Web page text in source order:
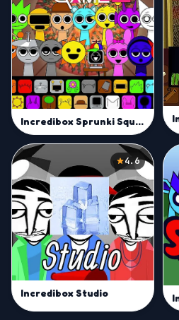
Incredibox Sprunki Squid Game Season 2
4.6
Incredibox Studio